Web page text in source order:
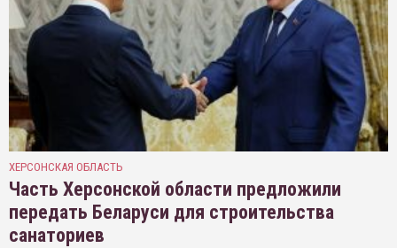
ХЕРСОНСКАЯ ОБЛАСТЬ
Часть Херсонской области предложили
передать Беларуси для строительства
санаториев